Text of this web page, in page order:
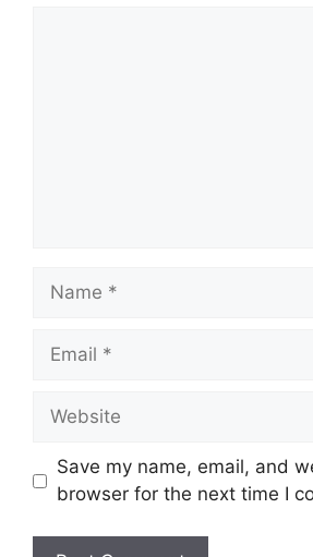
Name
Email
Website
Save my name, email, and
browser for the next time I